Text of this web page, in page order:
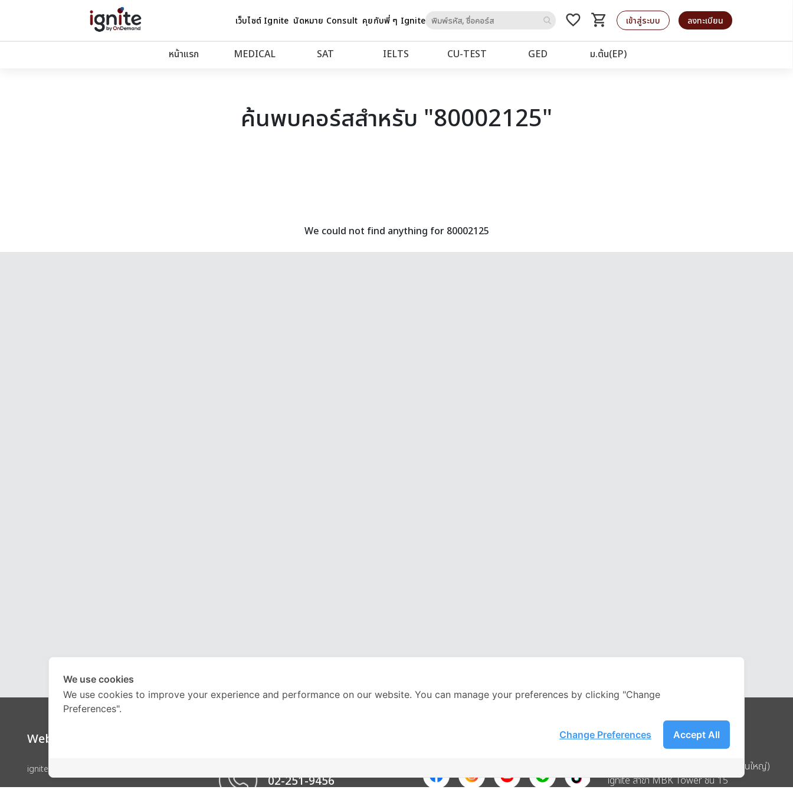
เว็บไซต์ Ignite นัดหมาย Consult คุยกับพี่ ๆ Igniteto
favorite_border shopping_cart
รถเข็น เข้าสู่ระบบ ลงทะเบียน
หน้าแรก MEDICAL SAT IELTS CU‑TEST GED ม.ต้น(EP)
ค้นพบคอร์สสำหรับ "80002125"
We could not find anything for 80002125
Website
ignite by OnDemand
02-251-9456
Address
บริษัท อิกไนท์ เอ สตาร์ จำกัด (สำนักงานใหญ่)
ignite สาขา MBK Tower ชั้น 15
We use cookies
We use cookies to improve your experience and performance on our website. You can manage your preferences by clicking "Change
Preferences".
Accept All
Change Preferences